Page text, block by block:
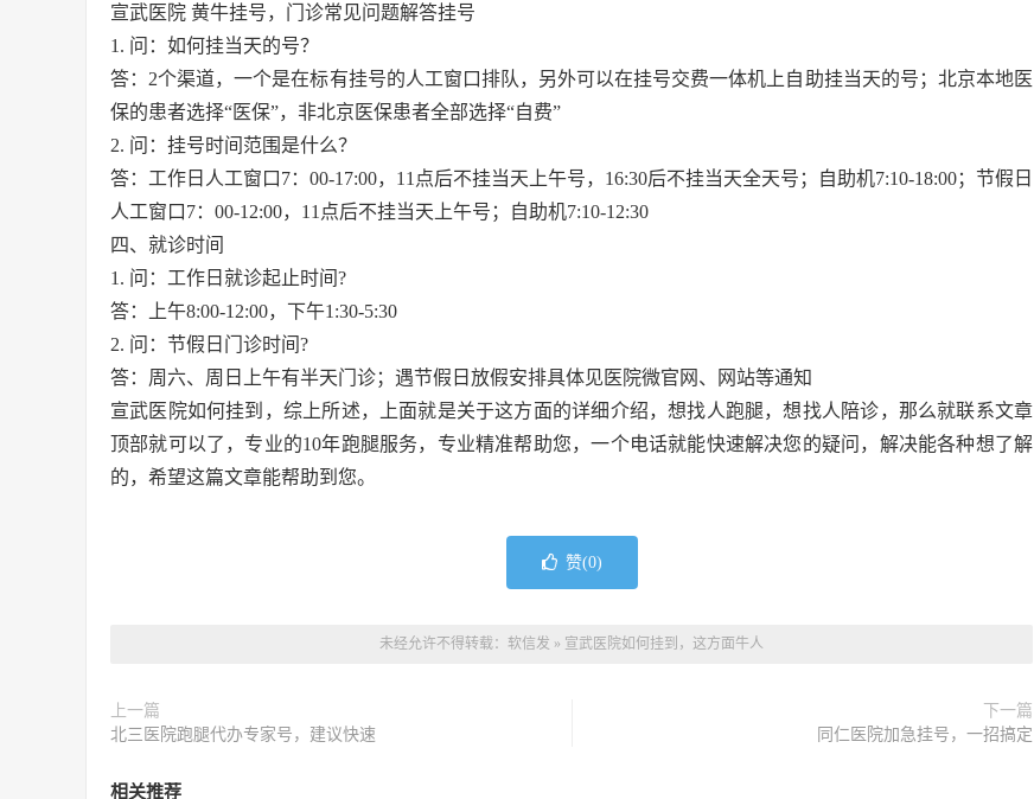
宣武医院 黄牛挂号，门诊常见问题解答挂号
1. 问：如何挂当天的号？
答：2个渠道，一个是在标有挂号的人工窗口排队，另外可以在挂号交费一体机上自助挂当天的号；北京本地医
保的患者选择“医保”，非北京医保患者全部选择“自费”
2. 问：挂号时间范围是什么？
答：工作日人工窗口7：00-17:00，11点后不挂当天上午号，16:30后不挂当天全天号；自助机7:10-18:00；节假日
人工窗口7：00-12:00，11点后不挂当天上午号；自助机7:10-12:30
四、就诊时间
1. 问：工作日就诊起止时间?
答：上午8:00-12:00，下午1:30-5:30
2. 问：节假日门诊时间?
答：周六、周日上午有半天门诊；遇节假日放假安排具体见医院微官网、网站等通知
宣武医院如何挂到，综上所述，上面就是关于这方面的详细介绍，想找人跑腿，想找人陪诊，那么就联系文章
顶部就可以了，专业的10年跑腿服务，专业精准帮助您，一个电话就能快速解决您的疑问，解决能各种想了解
的，希望这篇文章能帮助到您。
赞(0)
未经允许不得转载： 软信发 » 宣武医院如何挂到，这方面牛人
上一篇
北三医院跑腿代办专家号，建议快速
下一篇
同仁医院加急挂号，一招搞定
相关推荐